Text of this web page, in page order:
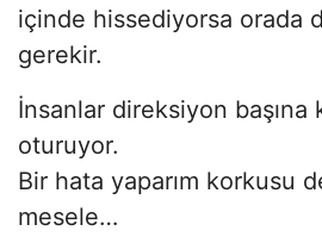
içinde hissediyorsa orada
gerekir.
İnsanlar direksiyon başına
oturuyor.
Bir hata yaparım korkusu
mesele…